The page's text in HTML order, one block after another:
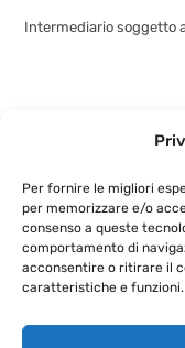
Per fornire le migliori
per memorizzare e/o
consenso a queste
comportamento di
acconsentire o ritirare il
caratteristiche e funzioni.
Intermediario soggetto